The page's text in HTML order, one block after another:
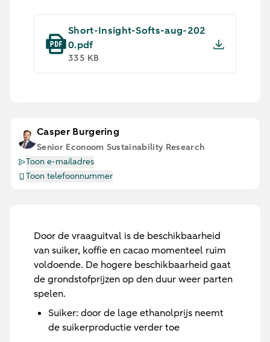
Short-Insight-Softs-aug-202
0.pdf
335 KB
Casper Burgering
Senior Econoom Sustainability Research
Toon e-mailadres
Toon telefoonnummer
Door de vraaguitval is de beschikbaarheid
van suiker, koffie en cacao momenteel ruim
voldoende. De hogere beschikbaarheid gaat
de grondstofprijzen op den duur weer parten
spelen.
Suiker: door de lage ethanolprijs neemt
de suikerproductie verder toe